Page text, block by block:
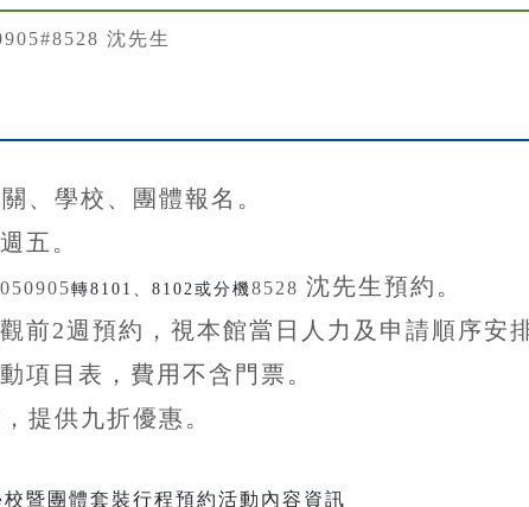
沈先生
、學校、團體報名。
週五。
轉8101、8102或分機8528 沈先生預約。
前2週預約，視本館當日人力及申請順序安
項目表，費用不含 門票。
提供九折優惠 。